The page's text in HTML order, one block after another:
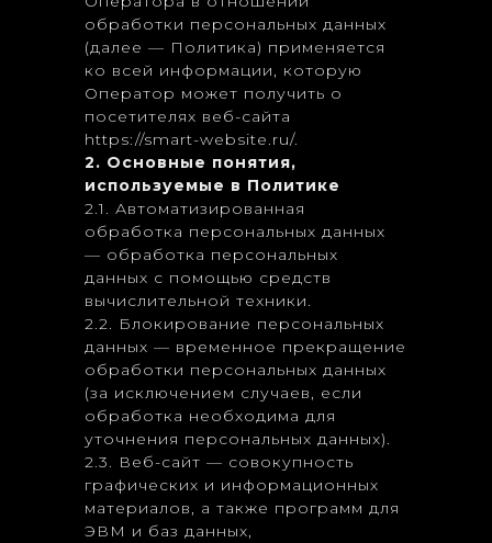
обработки персональных данных
(далее — Политика) применяется
ко всей информации, которую
Оператор может получить о
посетителях веб-сайта
https://smart-website.ru/.
2. Основные понятия,
используемые в Политике
2.1. Автоматизированная
обработка персональных данных
— обработка персональных
данных с помощью средств
вычислительной техники.
2.2. Блокирование персональных
данных — временное прекращение
обработки персональных данных
(за исключением случаев, если
обработка необходима для
уточнения персональных данных).
2.3. Веб-сайт — совокупность
графических и информационных
материалов, а также программ для
ЭВМ и баз данных,